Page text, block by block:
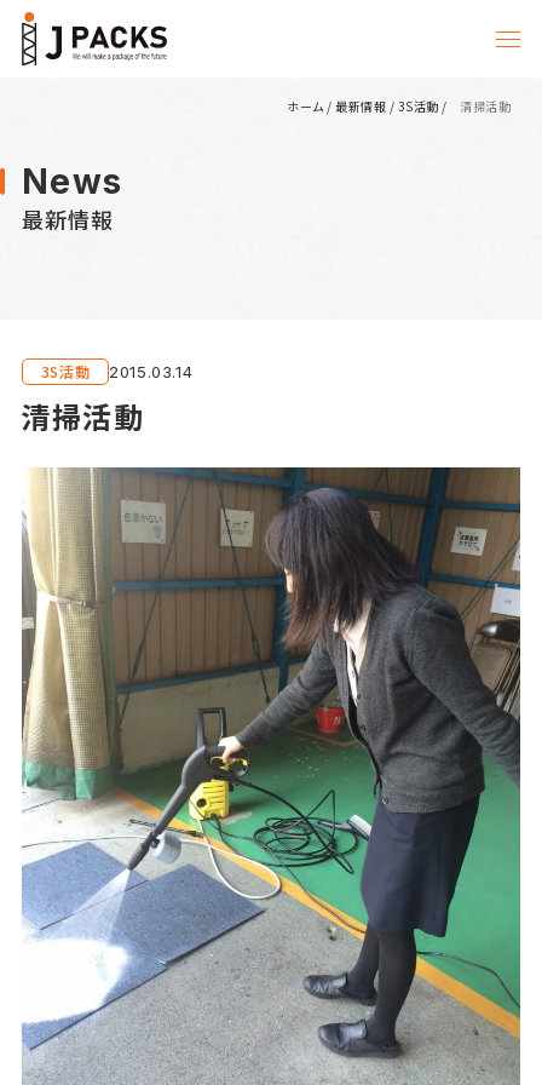
ホーム/最新情報 / 3S活動 / 清掃活動
News
最新情報
3S活動 2015.03.14
清掃活動